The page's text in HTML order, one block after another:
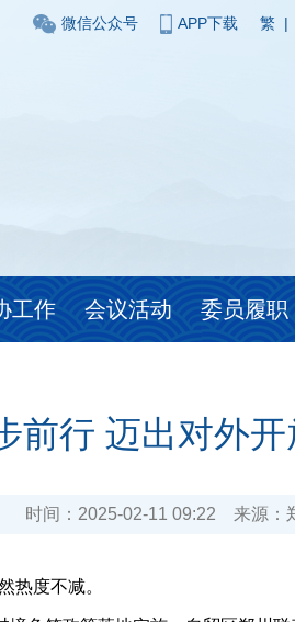
微信公众号 APP下载 繁 |
工作 会议活动 委员履职
前行 迈出对外
时间： 2025-02-11 09:22 来源：
度不减。